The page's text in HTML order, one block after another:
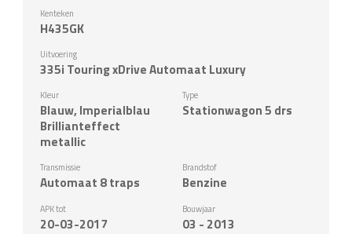
Kenteken
H435GK
Uitvoering
335i Touring xDrive Automaat Luxury
Kleur
Blauw, Imperialblau
Brillianteffect
metallic
Type
Stationwagon 5 drs
Transmissie
Automaat 8 traps
Brandstof
Benzine
APK tot
20-03-2017
Bouwjaar
03 - 2013